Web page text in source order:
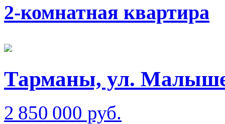
2-комнатная квартира
Тарманы, ул.
2 850 000 руб.